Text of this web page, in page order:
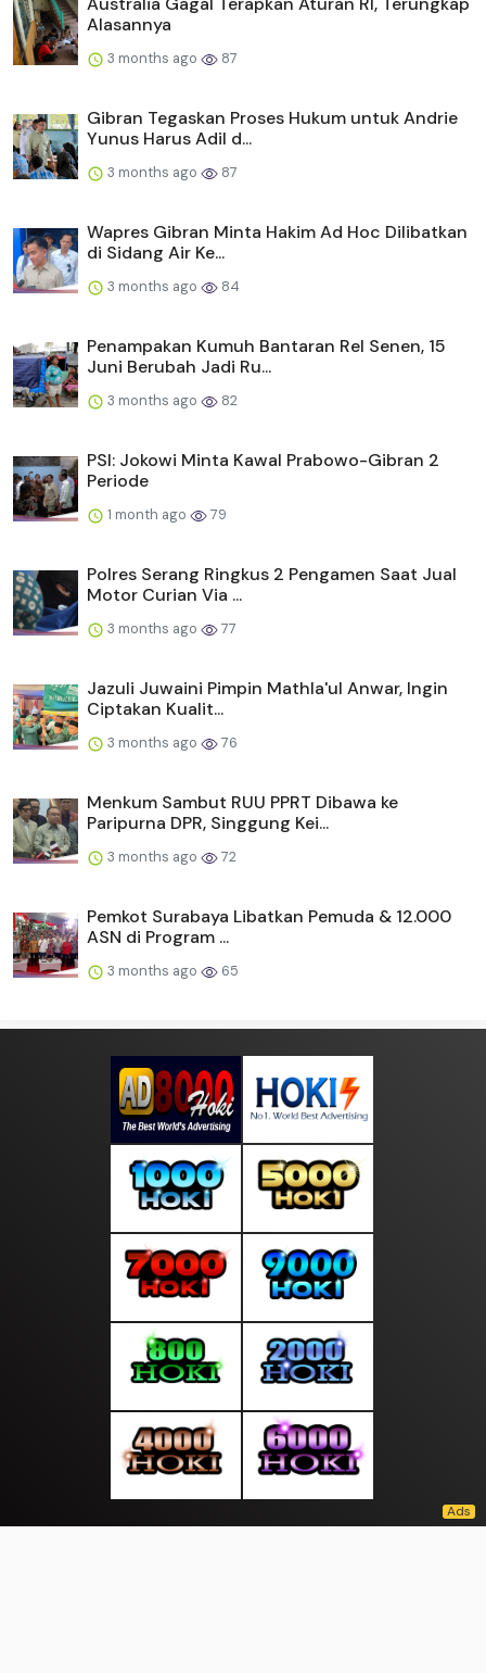
Alasannya
3 months ago 87
Gibran Tegaskan Proses Hukum untuk Andrie
Yunus Harus Adil d...
3 months ago 87
Wapres Gibran Minta Hakim Ad Hoc Dilibatkan
di Sidang Air Ke...
3 months ago 84
Penampakan Kumuh Bantaran Rel Senen, 15
Juni Berubah Jadi Ru...
3 months ago 82
PSI: Jokowi Minta Kawal Prabowo-Gibran 2
Periode
1 month ago 79
Polres Serang Ringkus 2 Pengamen Saat Jual
Motor Curian Via ...
3 months ago 77
Jazuli Juwaini Pimpin Mathla'ul Anwar, Ingin
Ciptakan Kualit...
3 months ago 76
Menkum Sambut RUU PPRT Dibawa ke
Paripurna DPR, Singgung Kei...
3 months ago 72
Pemkot Surabaya Libatkan Pemuda & 12.000
ASN di Program ...
3 months ago 65